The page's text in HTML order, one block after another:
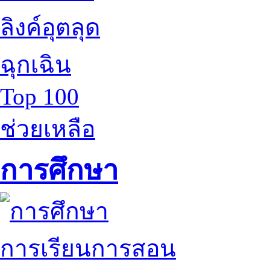
ลิงค์อุตลุด
ฉุกเฉิน
Top 100
ช่วยเหลือ
การศึกษา
การเรียนการสอน